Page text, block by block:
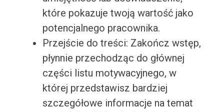
które pokazuje twoją wartość jako
potencjalnego pracownika.
Przejście do treści: Zakończ wstęp,
płynnie przechodząc do głównej
części listu motywacyjnego, w
której przedstawisz bardziej
szczegółowe informacje na temat